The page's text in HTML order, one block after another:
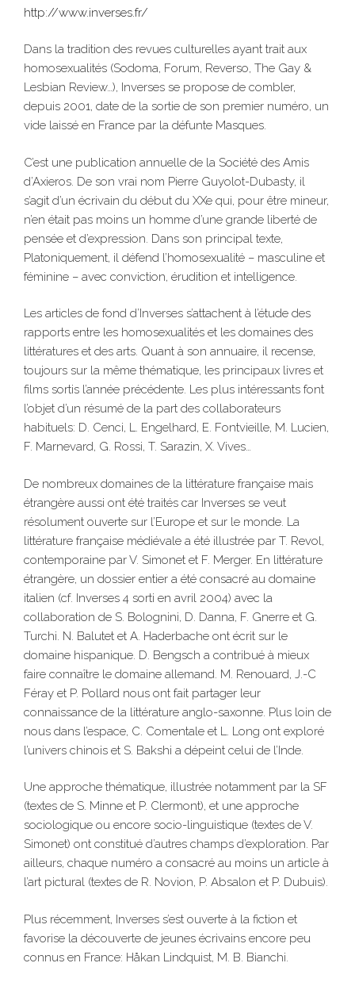
http://www.inverses.fr/
Dans la tradition des revues culturelles ayant trait aux
homosexualités (Sodoma, Forum, Reverso, The Gay &
Lesbian Review…), Inverses se propose de combler,
depuis 2001, date de la sortie de son premier numéro, un
vide laissé en France par la défunte Masques.
C’est une publication annuelle de la Société des Amis
d’Axieros. De son vrai nom Pierre Guyolot-Dubasty, il
s’agit d’un écrivain du début du XXe qui, pour être mineur,
n’en était pas moins un homme d’une grande liberté de
pensée et d’expression. Dans son principal texte,
Platoniquement, il défend l’homosexualité – masculine et
féminine – avec conviction, érudition et intelligence.
Les articles de fond d’Inverses s’attachent à l’étude des
rapports entre les homosexualités et les domaines des
littératures et des arts. Quant à son annuaire, il recense,
toujours sur la même thématique, les principaux livres et
films sortis l’année précédente. Les plus intéressants font
l’objet d’un résumé de la part des collaborateurs
habituels: D. Cenci, L. Engelhard, E. Fontvieille, M. Lucien,
F. Marnevard, G. Rossi, T. Sarazin, X. Vives…
De nombreux domaines de la littérature française mais
étrangère aussi ont été traités car Inverses se veut
résolument ouverte sur l’Europe et sur le monde. La
littérature française médiévale a été illustrée par T. Revol,
contemporaine par V. Simonet et F. Merger. En littérature
étrangère, un dossier entier a été consacré au domaine
italien (cf. Inverses 4 sorti en avril 2004) avec la
collaboration de S. Bolognini, D. Danna, F. Gnerre et G.
Turchi. N. Balutet et A. Haderbache ont écrit sur le
domaine hispanique. D. Bengsch a contribué à mieux
faire connaître le domaine allemand. M. Renouard, J.-C
Féray et P. Pollard nous ont fait partager leur
connaissance de la littérature anglo-saxonne. Plus loin de
nous dans l’espace, C. Comentale et L. Long ont exploré
l’univers chinois et S. Bakshi a dépeint celui de l’Inde.
Une approche thématique, illustrée notamment par la SF
(textes de S. Minne et P. Clermont), et une approche
sociologique ou encore socio-linguistique (textes de V.
Simonet) ont constitué d’autres champs d’exploration. Par
ailleurs, chaque numéro a consacré au moins un article à
l’art pictural (textes de R. Novion, P. Absalon et P. Dubuis).
Plus récemment, Inverses s’est ouverte à la fiction et
favorise la découverte de jeunes écrivains encore peu
connus en France: Håkan Lindquist, M. B. Bianchi.